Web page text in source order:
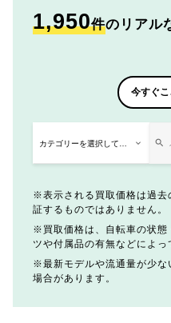
1,950件のリアル
今すぐこ
表示される買取価格は過
証するものではありません。
買取価格は、自転車の状
ツや付属品の有無などによっ
最新モデルや流通量が少
場合があります。